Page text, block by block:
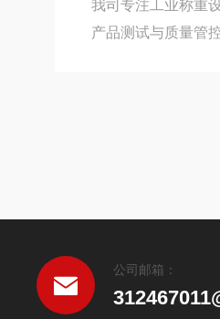
我司专注工业称重
产品测试与质量管
险场景物料计量的
公司邮箱：